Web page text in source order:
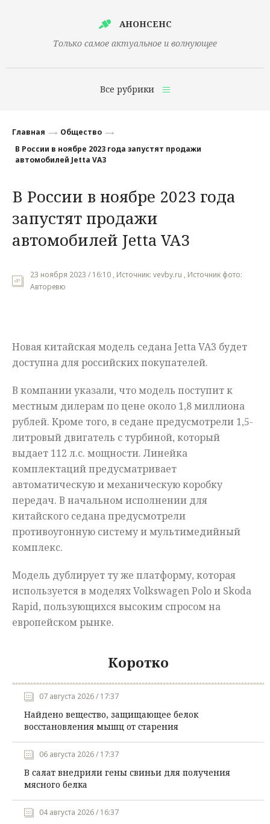
АНОНСЕНС
Только самое актуальное и волнующее
Все рубрики
Финансы
Наука
Культура
Общество
Мнения
Главная
Общество
В России в ноябре 2023 года запустят продажи
автомобилей Jetta VA3
В России в ноябре 2023 года
запустят продажи
автомобилей Jetta VA3
23 ноября 2023 / 16:10 , Источник: vevby.ru , Источник фото:
Авторевю
Новая китайская модель седана Jetta VA3 будет
доступна для российских покупателей.
В компании указали, что модель поступит к
местным дилерам по цене около 1,8 миллиона
рублей. Кроме того, в седане предусмотрели 1,5-
литровый двигатель с турбиной, который
выдает 112 л.с. мощности. Линейка
комплектаций предусматривает
автоматическую и механическую коробку
передач. В начальном исполнении для
китайского седана предусмотрели
противоугонную систему и мультимедийный
комплекс.
Модель дублирует ту же платформу, которая
используется в моделях Volkswagen Polo и Skoda
Rapid, пользующихся высоким спросом на
европейском рынке.
Коротко
07 августа 2026 / 17:37
Найдено вещество, защищающее белок
восстановления мышц от старения
06 августа 2026 / 17:37
В салат внедрили гены свиньи для получения
мясного белка
04 августа 2026 / 16:37